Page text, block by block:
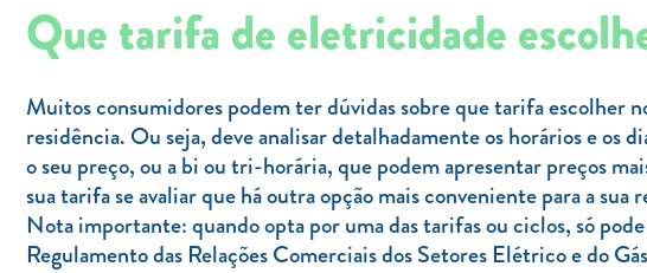
Que tarifa de eletricidade
Muitos consumidores podem ter dúvidas sobre que tarifa escolher
residência. Ou seja, deve analisar detalhadamente os horários e
o seu preço, ou a bi ou tri-horária, que podem apresentar preços
sua tarifa se avaliar que há outra opção mais conveniente para a sua
Nota importante: quando opta por uma das tarifas ou ciclos, só
Regulamento das Relações Comerciais dos Setores Elétrico e do